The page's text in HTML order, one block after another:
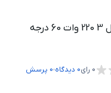
پروژکتور آریل 3 220 وات 60 درجه
0 رای0 دیدگاه،0 پرسش